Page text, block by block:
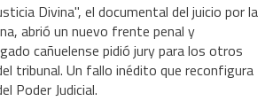
Divina", el documental del juicio por la
abrió un nuevo frente penal y
cañuelense pidió jury para los otros
tribunal. Un fallo inédito que reconfigura
Poder Judicial.